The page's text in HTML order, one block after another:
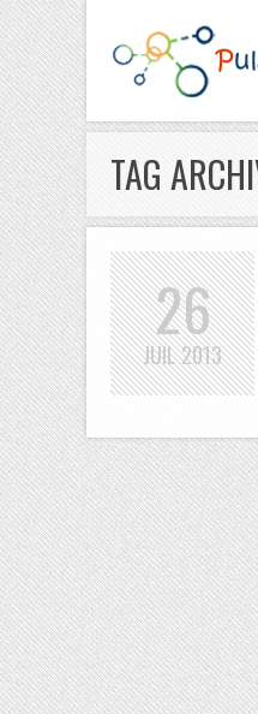
TAG
26
JUIL2013